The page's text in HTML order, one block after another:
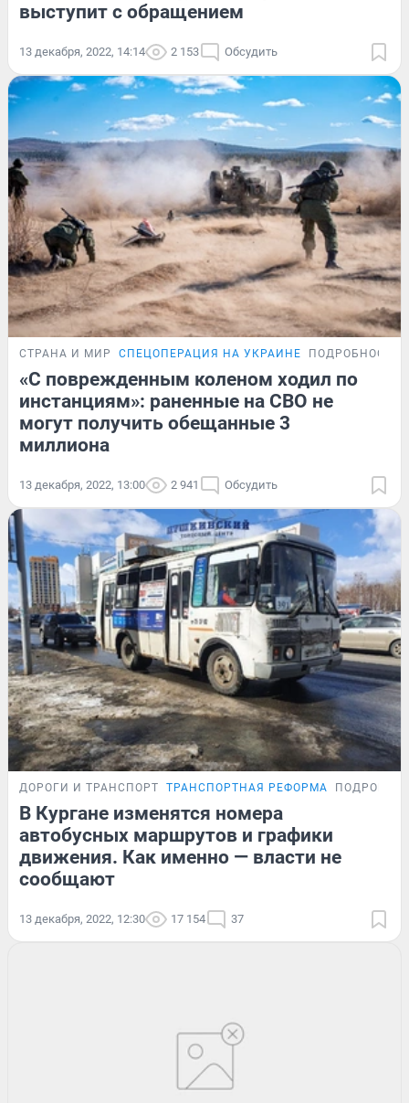
выступит с обращением
13 декабря, 2022, 14:14 2 153 Обсудить
СТРАНА И МИР СПЕЦОПЕРАЦИЯ НА УКРАИНЕ ПОДРОБНОСТИ
«С поврежденным коленом ходил по
инстанциям»: раненные на СВО не
могут получить обещанные 3
миллиона
13 декабря, 2022, 13:00 2 941 Обсудить
ДОРОГИ И ТРАНСПОРТ ТРАНСПОРТНАЯ РЕФОРМА
В Кургане изменятся номера
автобусных маршрутов и графики
движения. Как именно — власти не
сообщают
13 декабря, 2022, 12:30 17 154 37